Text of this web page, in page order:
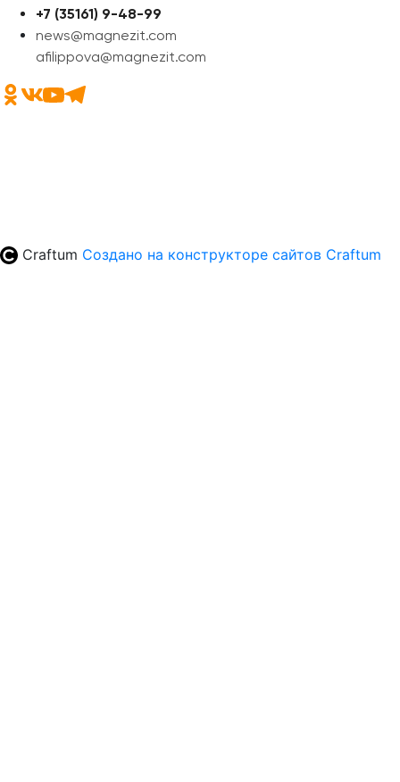
+7 (35161) 9-48-99
news@magnezit.com
afilippova@magnezit.com
Craftum Создано на конструкторе сайтов Craftum